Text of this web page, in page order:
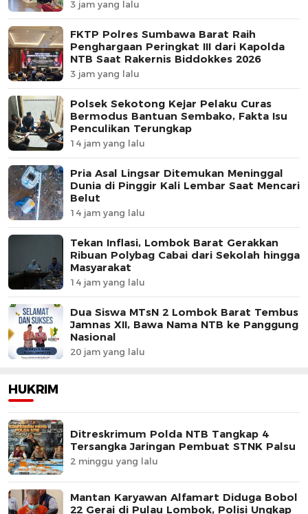
3 jam yang lalu
FKTP Polres Sumbawa Barat Raih
Penghargaan Peringkat III dari Kapolda
NTB Saat Rakernis Biddokkes 2026
3 jam yang lalu
Polsek Sekotong Kejar Pelaku Curas
Bermodus Bantuan Sembako, Fakta Isu
Penculikan Terungkap
14 jam yang lalu
Pria Asal Lingsar Ditemukan Meninggal
Dunia di Pinggir Kali Lembar Saat Mencari
Belut
14 jam yang lalu
Tekan Inflasi, Lombok Barat Gerakkan
Ribuan Polybag Cabai dari Sekolah hingga
Masyarakat
14 jam yang lalu
Dua Siswa MTsN 2 Lombok Barat Tembus
Jamnas XII, Bawa Nama NTB ke Panggung
Nasional
20 jam yang lalu
HUKRIM
Ditreskrimum Polda NTB Tangkap 4
Tersangka Jaringan Pembuat STNK Palsu
2 minggu yang lalu
Mantan Karyawan Alfamart Diduga Bobol
22 Gerai di Pulau Lombok, Polisi Ungkap